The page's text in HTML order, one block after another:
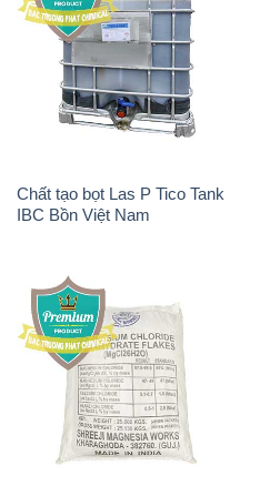
Chất tạo bọt Las P Tico Tank
IBC Bồn Việt Nam